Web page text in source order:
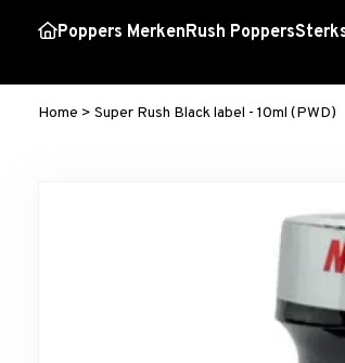
Poppers MerkenRush Poppers
Home > Super Rush Black label - 10ml (PWD)